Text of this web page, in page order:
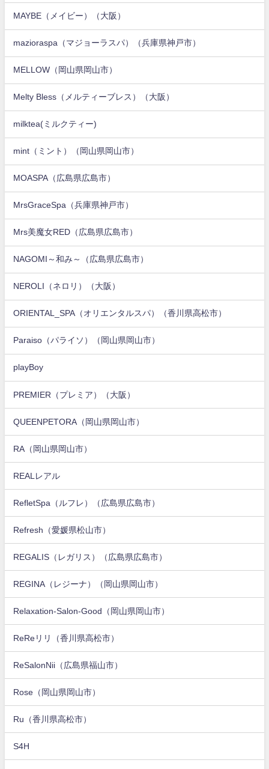
MAYBE（メイビー）（大阪）
mazioraspa（マジョーラスパ）（兵庫県神戸市）
MELLOW（岡山県岡山市）
Melty Bless（メルティーブレス）（大阪）
milktea(ミルクティー)
mint（ミント）（岡山県岡山市）
MOASPA（広島県広島市）
MrsGraceSpa（兵庫県神戸市）
Mrs美魔女RED（広島県広島市）
NAGOMI～和み～（広島県広島市）
NEROLI（ネロリ）（大阪）
ORIENTAL_SPA（オリエンタルスパ）（香川県高松市）
Paraiso（パライソ）（岡山県岡山市）
playBoy
PREMIER（プレミア）（大阪）
QUEENPETORA（岡山県岡山市）
RA（岡山県岡山市）
REALレアル
RefletSpa（ルフレ）（広島県広島市）
Refresh（愛媛県松山市）
REGALIS（レガリス）（広島県広島市）
REGINA（レジーナ）（岡山県岡山市）
Relaxation-Salon-Good（岡山県岡山市）
ReReリリ（香川県高松市）
ReSalonNii（広島県福山市）
Rose（岡山県岡山市）
Ru（香川県高松市）
S4H